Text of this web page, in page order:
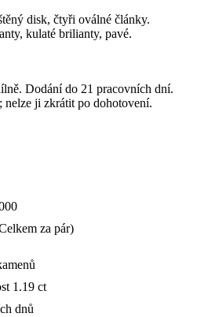
disk, čtyři oválné články.
kulaté brilianty, pavé.
Dodání do 21 pracovních dní.
nelze ji zkrátit po dohotovení.
za pár)
1.19 ct
dnů